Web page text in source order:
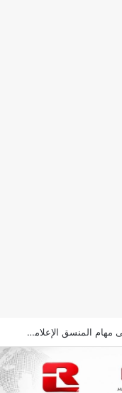
للمرة الثانية على التوالي.. ولاء السيد تتولى مهام المنسق الإعلامي لمهرجان “الأفضل بين الأفضل” في دورته الخامسة